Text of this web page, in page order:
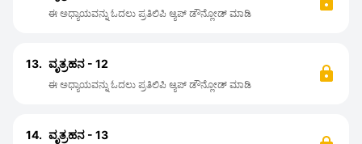
ಈ ಅಧ್ಯಾಯವನ್ನು ಓದಲು ಪ್ರತಿಲಿಪಿ ಆ್ಯಪ್ ಡೌನ್ಲೋಡ್ ಮಾಡಿ
13. ವೃತ್ರಹನ - 12
ಈ ಅಧ್ಯಾಯವನ್ನು ಓದಲು ಪ್ರತಿಲಿಪಿ ಆ್ಯಪ್ ಡೌನ್ಲೋಡ್ ಮಾಡಿ
14. ವೃತ್ರಹನ - 13